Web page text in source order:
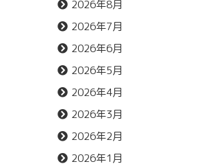
2026年8月
2026年7月
2026年6月
2026年5月
2026年4月
2026年3月
2026年2月
2026年1月